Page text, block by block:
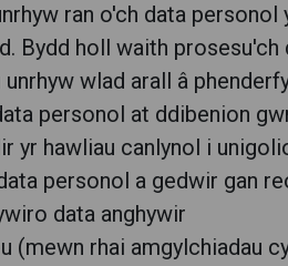
ran o'ch data
Bydd holl waith
wlad arall â
personol at ddibenion
yr hawliau canlynol i
personol a gedwir gan
data anghywir
(mewn rhai amgylchiadau